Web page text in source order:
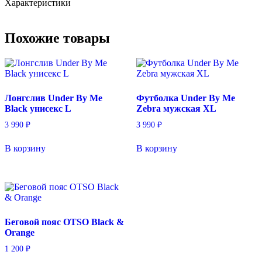
мужская
Характеристики
Похожие товары
Лонгслив Under By Me
Black унисекс L
3 990 ₽
В корзину
Футболка Under By Me
Zebra мужская XL
3 990 ₽
В корзину
Беговой пояс OTSO Black &
Orange
1 200 ₽